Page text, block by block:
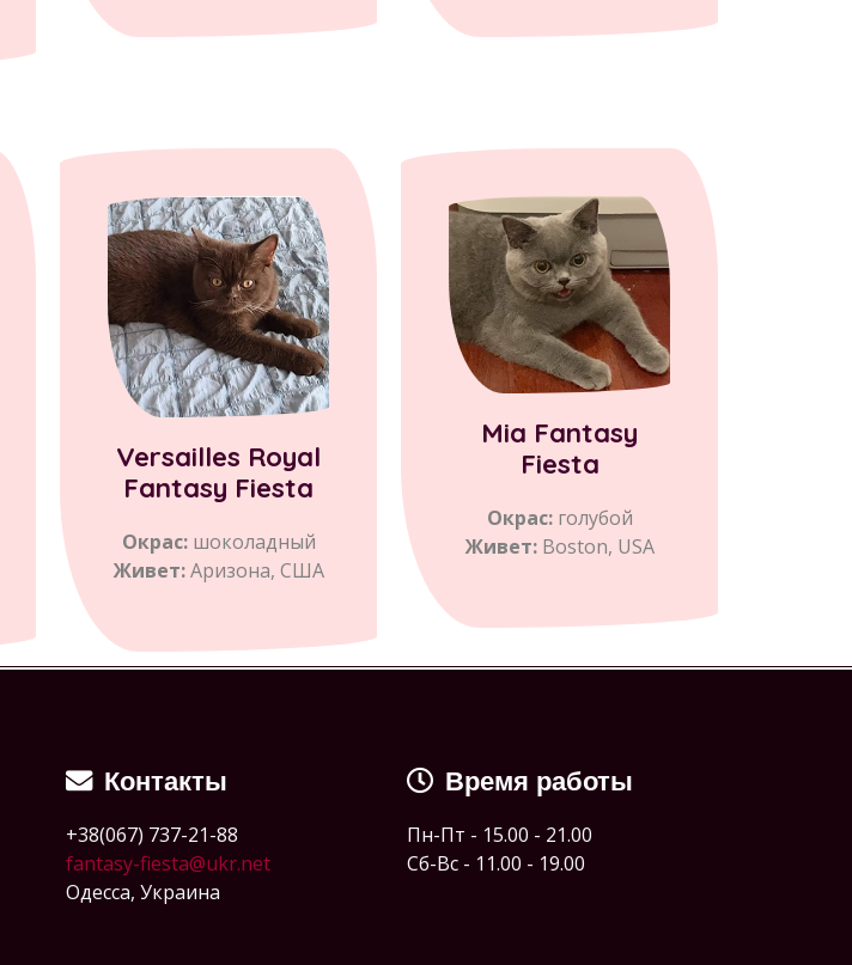
Versailles Royal
Fantasy Fiesta
Окрас:шоколадный
Живет:Аризона, США
Mia Fantasy
Fiesta
Окрас:голубой
Живет:Boston, USA
Контакты
+38(067) 737-21-88
fantasy-fiesta@ukr.net
Одесса, Украина
Время работы
Пн-Пт - 15.00 - 21.00
Сб-Вс - 11.00 - 19.00